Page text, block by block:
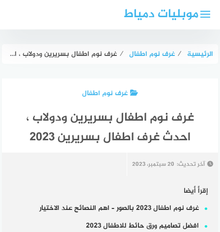
موبليات دمياط
الرئيسية ⁄ غرف نوم اطفال ⁄ غرف نوم اطفال بسريرين ودولاب ، احدث غرف اطفال بسريرين 2023
غرف نوم اطفال
غرف نوم اطفال بسريرين ودولاب ،
احدث غرف اطفال بسريرين 2023
آخر تحديث: 20 سبتمبر، 2023
إقرأ أيضا
غرف نوم اطفال 2023 بالصور – اهم النصائح عند الاختيار
افضل تصاميم ورق حائط للاطفال 2023